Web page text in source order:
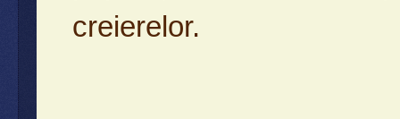
creierelor.